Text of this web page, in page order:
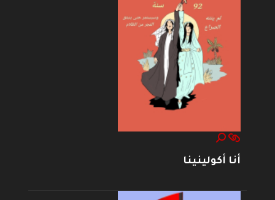
أنا أكولينينا